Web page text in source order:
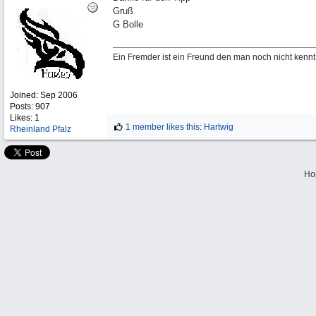
Joined: Sep 2006
Posts: 907
Likes: 1
Rheinland Pfalz
Gruß
G Bolle
Ein Fremder ist ein Freund den man noch nicht kennt
1 member likes this: Hartwig